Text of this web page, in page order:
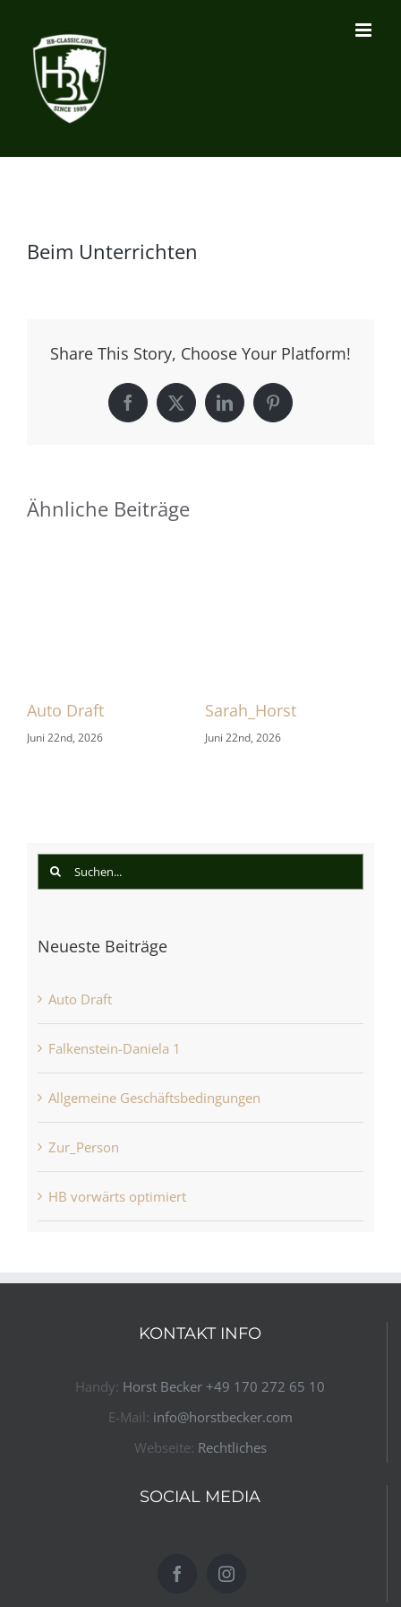
Inhalt
springen
Beim Unterrichten
Share This Story, Choose Your Platform!
Facebook
X LinkedInPinterest
Ähnliche Beiträge
Auto Draft
Juni 22nd, 2026
Sarah_Horst
Juni 22nd, 2026
Suche
Neueste Beiträge
Auto Draft
Falkenstein-Daniela 1
Allgemeine Geschäftsbedingungen
Zur_Person
HB vorwärts optimiert
KONTAKT INFO
Handy: Horst Becker ​+49 170 272 65 10​
E-Mail: info@horstbecker.com
Webseite: Rechtliches
SOCIAL MEDIA